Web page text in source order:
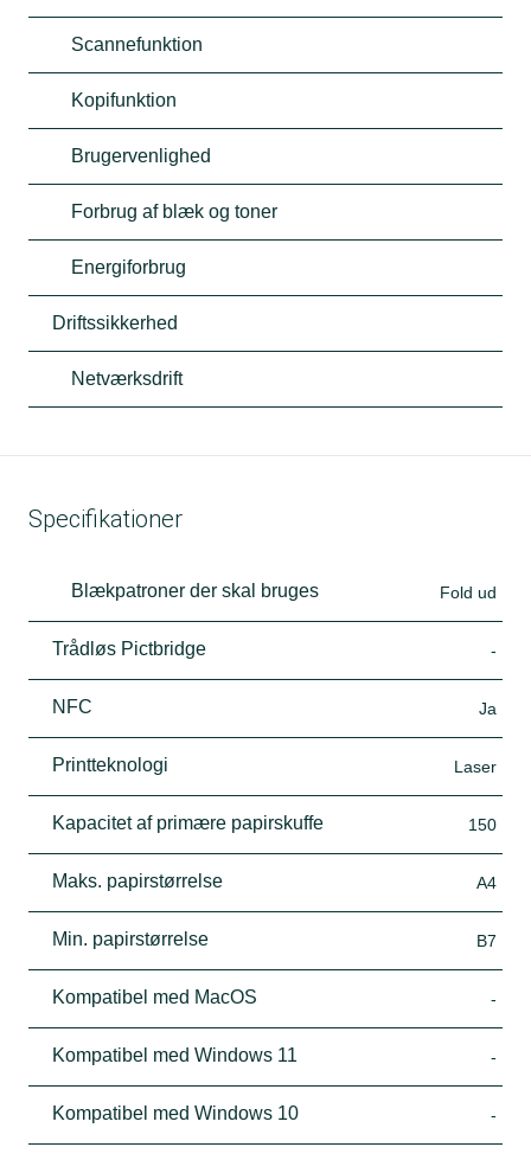
Scannefunktion
Kopifunktion
Brugervenlighed
Forbrug af blæk og toner
Energiforbrug
Driftssikkerhed
Netværksdrift
Specifikationer
Blækpatroner der skal bruges Fold ud
Trådløs Pictbridge -
NFC Ja
Printteknologi Laser
Kapacitet af primære papirskuffe 150
Maks. papirstørrelse A4
Min. papirstørrelse B7
Kompatibel med MacOS -
Kompatibel med Windows 11 -
Kompatibel med Windows 10 -